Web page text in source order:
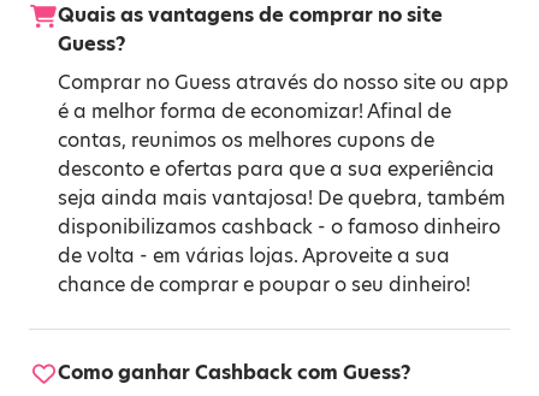
Quais as vantagens de comprar no site
Guess?
Comprar no Guess através do nosso site ou app
é a melhor forma de economizar! Afinal de
contas, reunimos os melhores cupons de
desconto e ofertas para que a sua experiência
seja ainda mais vantajosa! De quebra, também
disponibilizamos cashback - o famoso dinheiro
de volta - em várias lojas. Aproveite a sua
chance de comprar e poupar o seu dinheiro!
Como ganhar Cashback com Guess?